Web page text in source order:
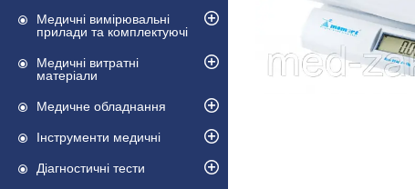
Медичні вимірювальні
прилади та комплектуючі
Медичні витратні
матеріали
Медичне обладнання
Інструменти медичні
Діагностичні тести